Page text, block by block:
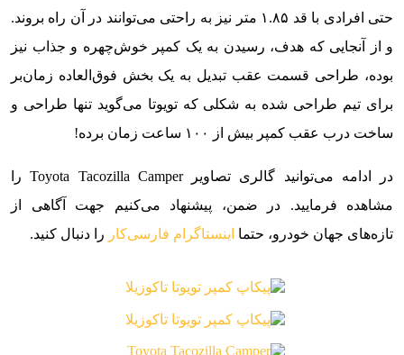
حتی افرادی با قد ۱.۸۵ متر نیز به راحتی می‌توانند در آن راه بروند.
و از آنجایی که هدف، رسیدن به یک کمپر خوش‌چهره و جذاب نیز
بوده، طراحی قسمت عقب تبدیل به یک بخش فوق‌العاده زمان‌بر
برای تیم طراحی شده به شکلی که تویوتا می‌گوید تنها طراحی و
ساخت درب عقب کمپر بیش از ۱۰۰ ساعت زمان برده!
در ادامه می‌توانید گالری تصاویر Toyota Tacozilla Camper را
مشاهده فرمایید. در ضمن، پیشنهاد می‌کنیم جهت آگاهی از
تازه‌های جهان خودرو، حتما اینستاگرام فارسی‌کار را دنبال کنید.